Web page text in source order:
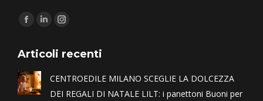
Find us on:
Articoli recenti
CENTROEDILE MILANO SCEGLIE LA DOLCEZZA
DEI REGALI DI NATALE LILT: i panettoni Buoni per